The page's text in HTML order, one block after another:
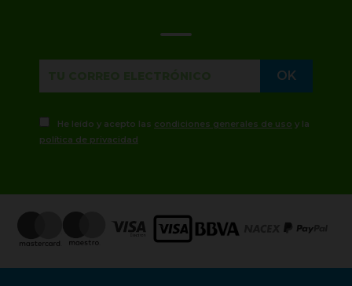
He leído y acepto las condiciones generales de uso y la
política de privacidad